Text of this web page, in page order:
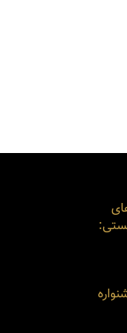
جشنواره